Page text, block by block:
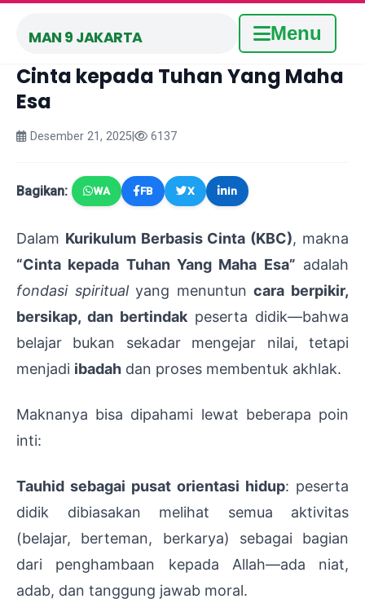
MAN 9 JAKARTA Menu
Cinta kepada Tuhan Yang Maha
Esa
Desember 21, 2025 6137
Bagikan: WA FB X in
Dalam Kurikulum Berbasis Cinta (KBC), makna
“Cinta kepada Tuhan Yang Maha Esa” adalah
fondasi spiritualyang menuntuncara berpikir,
bersikap, dan bertindak peserta didik—bahwa
belajar bukan sekadar mengejar nilai, tetapi
menjadi ibadah dan proses membentuk akhlak.
Maknanya bisa dipahami lewat beberapa poin
inti:
Tauhid sebagai pusat orientasi hidup: peserta
didik dibiasakan melihat semua aktivitas
(belajar, berteman, berkarya) sebagai bagian
dari penghambaan kepada Allah—ada niat,
adab, dan tanggung jawab moral.